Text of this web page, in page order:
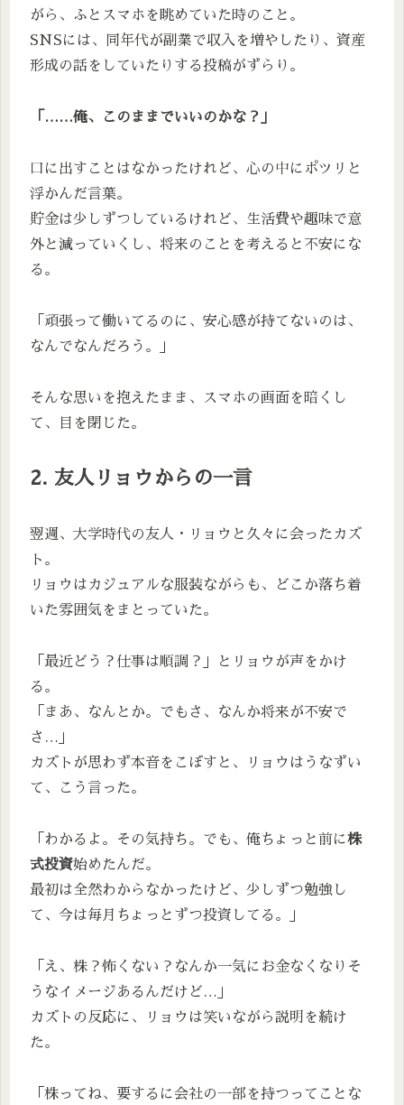
がら、ふとスマホを眺めていた時のこと。
SNSには、同年代が副業で収入を増やしたり、資産
形成の話をしていたりする投稿がずらり。
「……俺、このままでいいのかな？」
口に出すことはなかったけれど、心の中にポツリと
浮かんだ言葉。
貯金は少しずつしているけれど、生活費や趣味で意
外と減っていくし、将来のことを考えると不安にな
る。
「頑張って働いてるのに、安心感が持てないのは、
なんでなんだろう。」
そんな思いを抱えたまま、スマホの画面を暗くし
て、目を閉じた。
2. 友人リョウからの一言
翌週、大学時代の友人・リョウと久々に会ったカズ
ト。
リョウはカジュアルな服装ながらも、どこか落ち着
いた雰囲気をまとっていた。
「最近どう？仕事は順調？」とリョウが声をかけ
る。
「まあ、なんとか。でもさ、なんか将来が不安で
さ…」
カズトが思わず本音をこぼすと、リョウはうなずい
て、こう言った。
「わかるよ。その気持ち。でも、俺ちょっと前に株
式投資始めたんだ。
最初は全然わからなかったけど、少しずつ勉強し
て、今は毎月ちょっとずつ投資してる。」
「え、株？怖くない？なんか一気にお金なくなりそ
うなイメージあるんだけど…」
カズトの反応に、リョウは笑いながら説明を続け
た。
「株ってね、要するに会社の一部を持つってことな